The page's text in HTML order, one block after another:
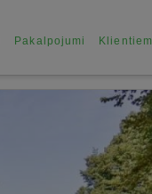
Pakalpojumi Klientiem